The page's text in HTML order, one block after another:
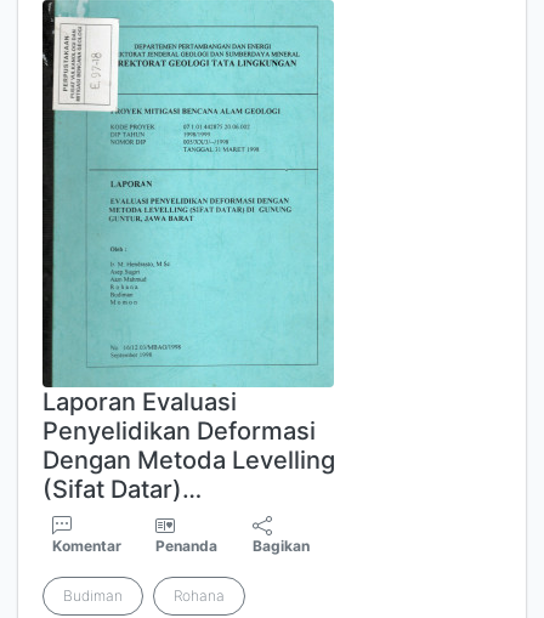
Laporan Evaluasi
Penyelidikan Deformasi
Dengan Metoda Levelling
(Sifat Datar)…
Komentar Penanda Bagikan
Budiman Rohana